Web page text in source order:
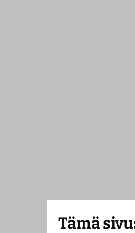
Tämä